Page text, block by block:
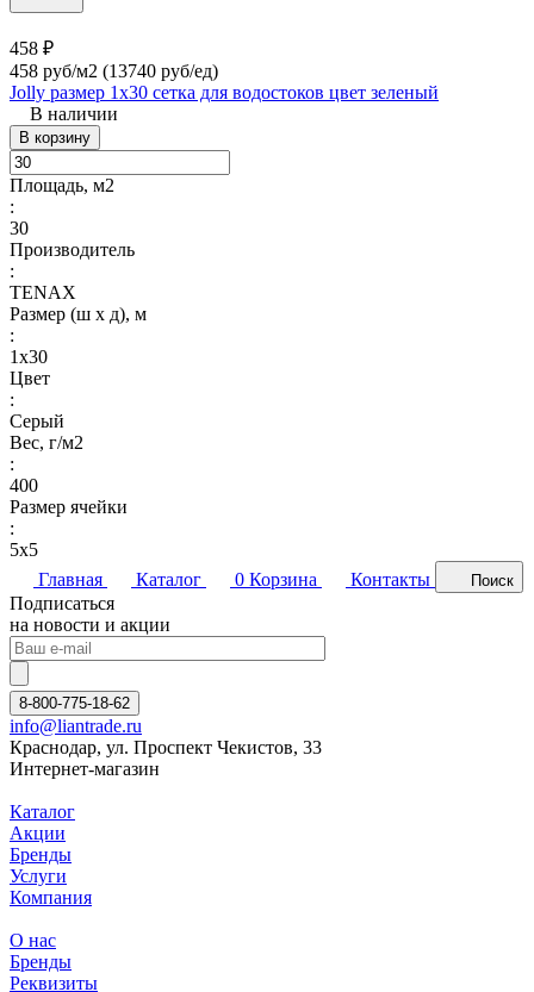
458 ₽
458 руб/м2 (13740 руб/eд)
Jolly размер 1х30 сетка для водостоков цвет зеленый
В наличии
В корзину
Площадь, м2
:
30
Производитель
:
TENAX
Размер (ш х д), м
:
1х30
Цвет
:
Серый
Вес, г/м2
:
400
Размер ячейки
:
5х5
Главная
Каталог 0 Корзина Контакты Поиск
Подписаться
на новости и акции
8-800-775-18-62
info@liantrade.ru
Краснодар, ул. Проспект Чекистов, 33
Интернет-магазин
Каталог
Акции
Бренды
Услуги
Компания
О нас
Бренды
Реквизиты